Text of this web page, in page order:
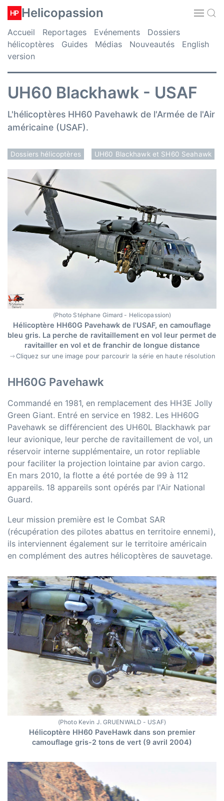
HP Helicopassion
Accueil Reportages Evénements
Dossiers
hélicoptères
Guides Médias Nouveautés
English
version
UH60 Blackhawk - USAF
L'hélicoptères HH60 Pavehawk de l'Armée de l'Air
américaine (USAF).
Dossiers hélicoptères UH60 Blackhawk et SH60 Seahawk
(Photo Stéphane Gimard - Helicopassion)
Hélicoptère HH60G Pavehawk de l'USAF, en camouflage
bleu gris. La perche de ravitaillement en vol leur permet de
ravitailler en vol et de franchir de longue distance
Cliquez sur une image pour parcourir la série en haute résolution
HH60G Pavehawk
Commandé en 1981, en remplacement des HH3E Jolly
Green Giant. Entré en service en 1982. Les HH60G
Pavehawk se différencient des UH60L Blackhawk par
leur avionique, leur perche de ravitaillement de vol, un
réservoir interne supplémentaire, un rotor repliable
pour faciliter la projection lointaine par avion cargo.
En mars 2010, la flotte a été portée de 99 à 112
appareils. 18 appareils sont opérés par l'Air National
Guard.
Leur mission première est le Combat SAR
(récupération des pilotes abattus en territoire ennemi),
ils interviennent également sur le territoire américain
en complément des autres hélicoptères de sauvetage.
(Photo Kevin J. GRUENWALD - USAF)
Hélicoptère HH60 PaveHawk dans son premier
camouflage gris-2 tons de vert (9 avril 2004)